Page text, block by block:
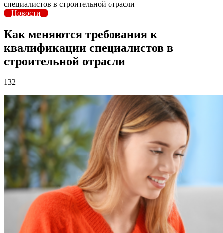
специалистов в строительной отрасли
Новости
Как меняются требования к
квалификации специалистов в
строительной отрасли
132